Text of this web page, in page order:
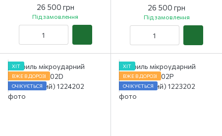
plus
26 500 грн
Під замовлення
plus
26 500 грн
Під замовлення
ХІТ
ВЖЕ В ДОРОЗІ
ОЧІКУЄТЬСЯ
ХІТ
ВЖЕ В ДОРОЗІ
ОЧІКУЄТЬСЯ